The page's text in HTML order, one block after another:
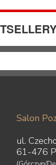
Salon
ul.
61-476